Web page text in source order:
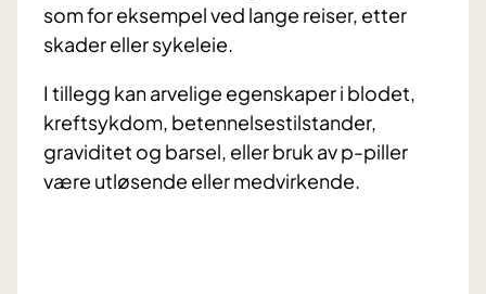
som for eksempel ved lange reiser, etter
skader eller sykeleie.
I tillegg kan arvelige egenskaper i blodet,
kreftsykdom, betennelsestilstander,
graviditet og barsel, eller bruk av p-piller
være utløsende eller medvirkende.